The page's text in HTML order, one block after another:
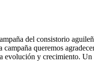
del consistorio
queremos
evolución y crecimiento.